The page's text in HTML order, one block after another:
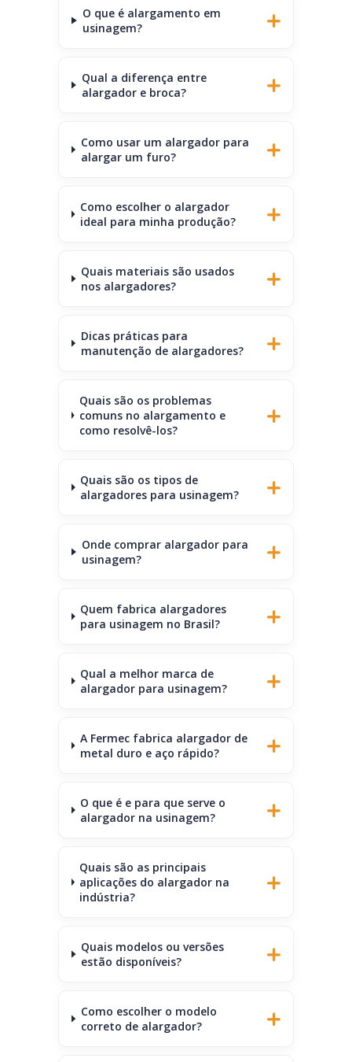
O que é alargamento em
usinagem?
Qual a diferença entre
alargador e broca?
Como usar um alargador para
alargar um furo?
Como escolher o alargador
ideal para minha produção?
Quais materiais são usados
nos alargadores?
Dicas práticas para
manutenção de alargadores?
Quais são os problemas
comuns no alargamento e
como resolvê-los?
Quais são os tipos de
alargadores para usinagem?
Onde comprar alargador para
usinagem?
Quem fabrica alargadores
para usinagem no Brasil?
Qual a melhor marca de
alargador para usinagem?
A Fermec fabrica alargador de
metal duro e aço rápido?
O que é e para que serve o
alargador na usinagem?
Quais são as principais
aplicações do alargador na
indústria?
Quais modelos ou versões
estão disponíveis?
Como escolher o modelo
correto de alargador?